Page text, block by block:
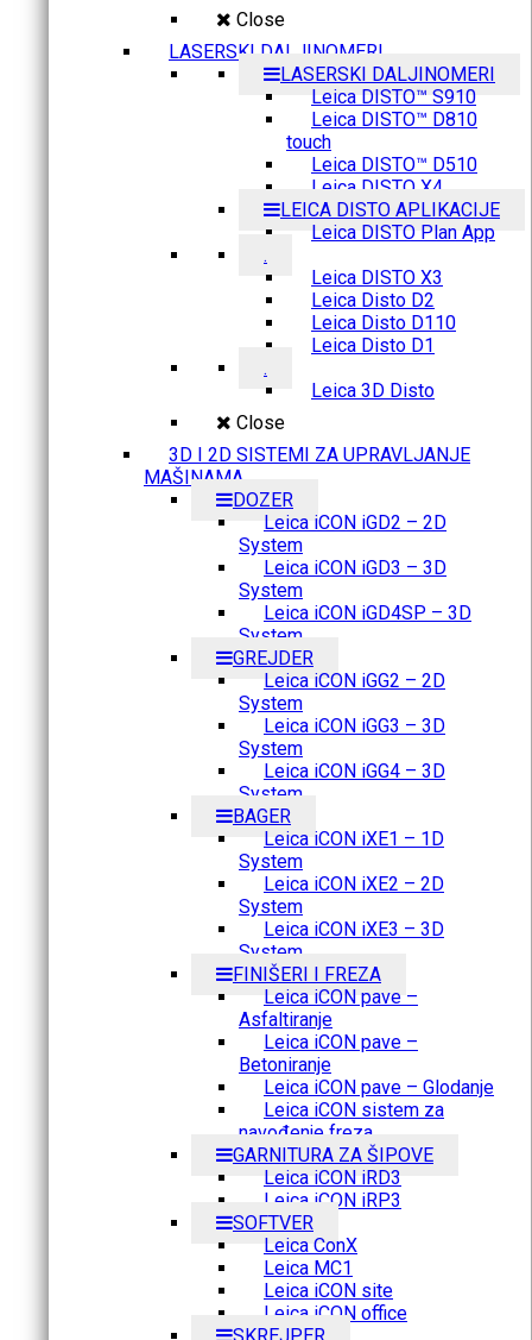
Close
LASERSKI DALJINOMERI
LASERSKI DALJINOMERI
Leica DISTO™ S910
Leica DISTO™ D810
touch
Leica DISTO™ D510
Leica DISTO X4
LEICA DISTO APLIKACIJE
Leica DISTO Plan App
.
Leica DISTO X3
Leica Disto D2
Leica Disto D110
Leica Disto D1
.
Leica 3D Disto
Close
3D I 2D SISTEMI ZA UPRAVLJANJE
MAŠINAMA
DOZER
Leica iCON iGD2 – 2D
System
Leica iCON iGD3 – 3D
System
Leica iCON iGD4SP – 3D
System
GREJDER
Leica iCON iGG2 – 2D
System
Leica iCON iGG3 – 3D
System
Leica iCON iGG4 – 3D
System
BAGER
Leica iCON iXE1 – 1D
System
Leica iCON iXE2 – 2D
System
Leica iCON iXE3 – 3D
System
FINIŠERI I FREZA
Leica iCON pave –
Asfaltiranje
Leica iCON pave –
Betoniranje
Leica iCON pave – Glodanje
Leica iCON sistem za
navođenje freza
GARNITURA ZA ŠIPOVE
Leica iCON iRD3
Leica iCON iRP3
SOFTVER
Leica ConX
Leica MC1
Leica iCON site
Leica iCON office